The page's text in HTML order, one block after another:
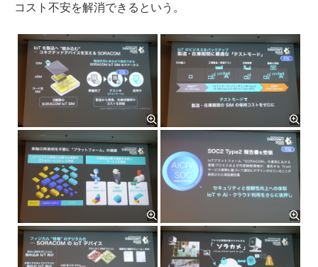
コスト不安を解消できるという。